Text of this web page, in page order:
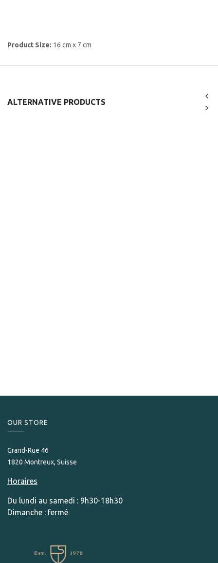
Product Size: 16 cm x 7 cm
ALTERNATIVE PRODUCTS
OUR STORE​
Grand-Rue 46
1820 Montreux, Suisse
Horaires
Du lundi au samedi : 9h30-18h30
Dimanche : fermé